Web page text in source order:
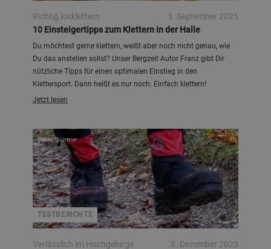
Richtig losklettern
3. September 2025
10 Einsteigertipps zum Klettern in der Halle
Du möchtest gerne klettern, weißt aber noch nicht genau, wie
Du das anstellen sollst? Unser Bergzeit Autor Franz gibt Dir
nützliche Tipps für einen optimalen Einstieg in den
Klettersport. Dann heißt es nur noch: Einfach klettern!
Jetzt lesen
TESTBERICHTE
Franz Güntner
Verlässlich im Hochgebirge
8. Dezember 2023